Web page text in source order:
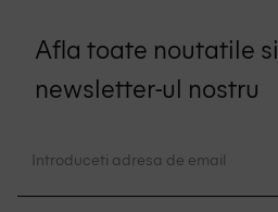
Afla toate noutatile
newsletter-ul nostru